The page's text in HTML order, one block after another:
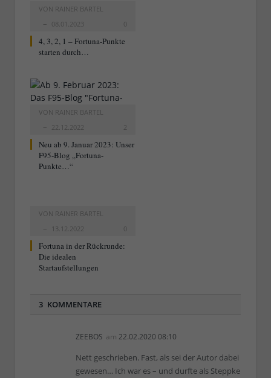
VON RAINER BARTEL
08.01.2023
0
4, 3, 2, 1 – Fortuna-Punkte
starten durch…
VON RAINER BARTEL
22.12.2022
2
Neu ab 9. Januar 2023: Unser
F95-Blog „Fortuna-
Punkte…“
VON RAINER BARTEL
13.12.2022
0
Fortuna in der Rückrunde:
Die idealen
Startaufstellungen
3 KOMMENTARE
ZEEBOS am 22.02.2020 08:10
Nett geschrieben. Fast, als sei der Autor dabei
gewesen… Ich war es – und durfte als Steppke